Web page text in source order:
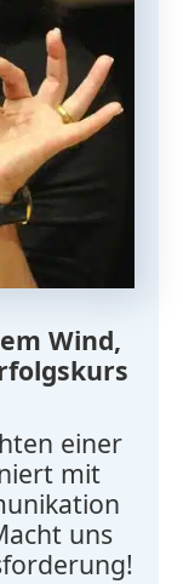
Wind,
einer
mit
uns